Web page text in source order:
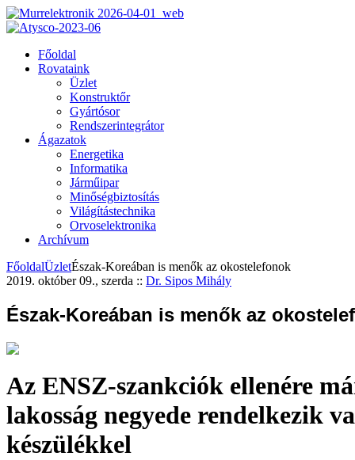
Főoldal
Rovataink
Üzlet
Konstruktőr
Gyártósor
Rendszerintegrátor
Ágazatok
Energetika
Informatika
Járműipar
Minőségbiztosítás
Világítástechnika
Orvoselektronika
Archívum
FőoldalÜzletÉszak-Koreában is menők az okostelefonok
2019. október 09., szerda :: Dr. Sipos Mihály
Észak-Koreában is menők az
Az ENSZ-szankciók ellenére
lakosság negyede rendelkezik
készülékkel